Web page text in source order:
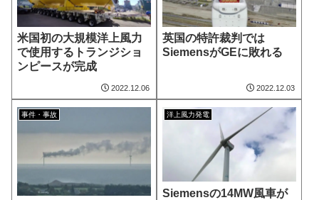
米国初の大規模洋上風力
で使用するトランジショ
ンピースが完成
2022.12.06
英国の特許裁判では
SiemensがGEに敗れる
2022.12.03
事件・事故 洋上風力発電
Siemensの14MW風車が